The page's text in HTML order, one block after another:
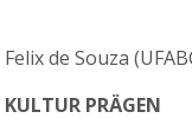
de Souza
PRÄGEN